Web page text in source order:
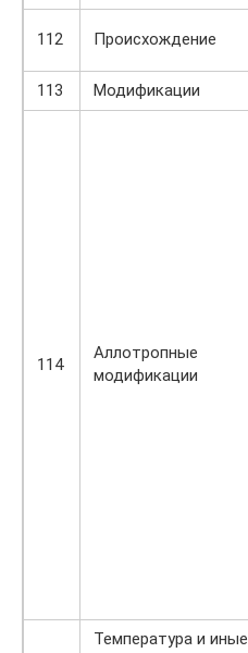
112 Происхождение
113
Модификации
114
Аллотропные
модификации
Температура и иные